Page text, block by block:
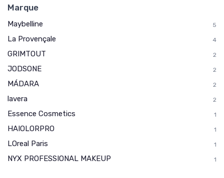
Marque
Maybelline 5
La Provençale 4
GRIMTOUT 2
JODSONE 2
MÁDARA 2
lavera 2
Essence Cosmetics 1
HAIOLORPRO 1
LOreal Paris 1
NYX PROFESSIONAL MAKEUP 1